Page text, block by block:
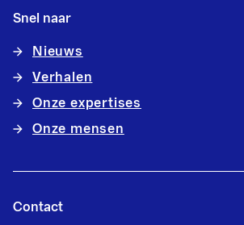
Snel naar
Nieuws
Verhalen
Onze expertises
Onze mensen
Contact